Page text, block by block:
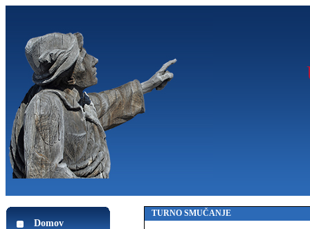
Domov
TURNO SMUČANJE